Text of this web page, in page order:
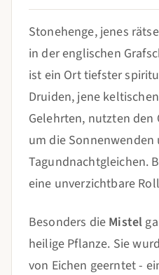
Stonehenge, jenes
in der englischen
ist ein Ort tiefster
Druiden, jene
Gelehrten, nutzten
um die Sonnenwenden
Tagundnachtgleichen.
eine unverzichtbare
Besonders die Mistel
heilige Pflanze. Sie
von Eichen geerntet -